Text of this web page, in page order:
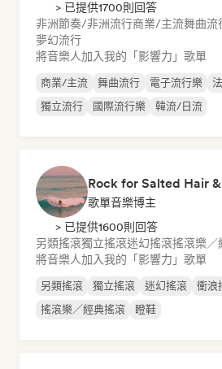
> 已提供1700則回答
非洲節奏/非洲流行商業/主流舞曲流
夢幻流行
將音樂人加入我的「影響力」歌單
商業/主流 舞曲流行 電子流行樂
獨立流行
國際流行樂 韓流/日流
Rock for Salted Hair
歌單音樂博主
> 已提供1600則回答
另類搖滾獨立搖滾迷幻搖滾搖滾樂／
將音樂人加入我的「影響力」歌單
另類搖滾 獨立搖滾 迷幻搖滾
衝浪
搖滾樂／經典搖滾
瞪鞋